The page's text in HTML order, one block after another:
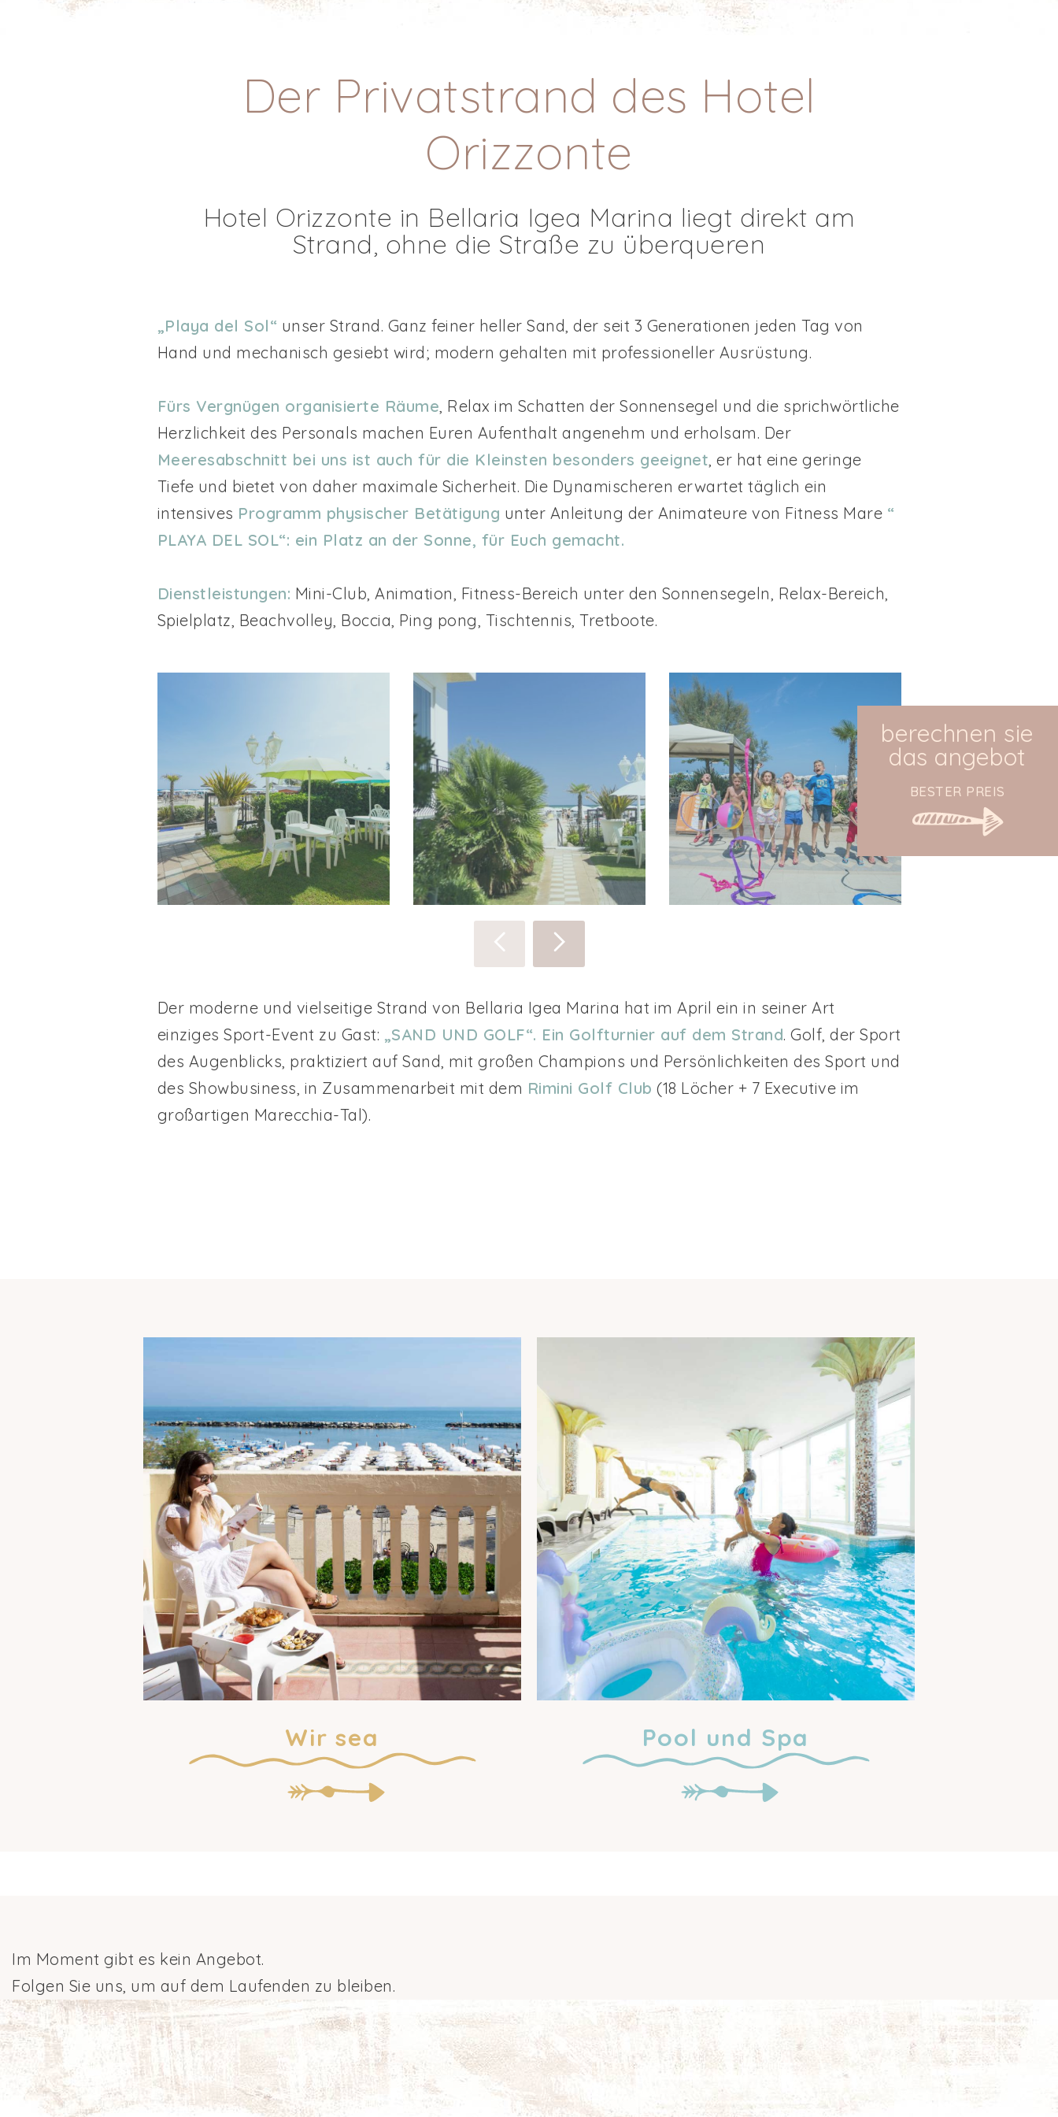
berechnen sie
das angebot
BESTER PREIS
Der Privatstrand des Hotel
Orizzonte
Hotel Orizzonte in Bellaria Igea Marina liegt direkt am
Strand, ohne die Straße zu überqueren
„Playa del Sol“ unser Strand. Ganz feiner heller Sand, der seit 3 Generationen jeden Tag von
Hand und mechanisch gesiebt wird; modern gehalten mit professioneller Ausrüstung.
Fürs Vergnügen organisierte Räume, Relax im Schatten der Sonnensegel und die sprichwörtliche
Herzlichkeit des Personals machen Euren Aufenthalt angenehm und erholsam. Der
Meeresabschnitt bei uns ist auch für die Kleinsten besonders geeignet, er hat eine geringe
Tiefe und bietet von daher maximale Sicherheit. Die Dynamischeren erwartet täglich ein
intensives Programm physischer Betätigung unter Anleitung der Animateure von Fitness Mare “
PLAYA DEL SOL“: ein Platz an der Sonne, für Euch gemacht.
Dienstleistungen: Mini-Club, Animation, Fitness-Bereich unter den Sonnensegeln, Relax-Bereich,
Spielplatz, Beachvolley, Boccia, Ping pong, Tischtennis, Tretboote.
Der moderne und vielseitige Strand von Bellaria Igea Marina hat im April ein in seiner Art
einziges Sport-Event zu Gast: „SAND UND GOLF“. Ein Golfturnier auf dem Strand. Golf, der Sport
des Augenblicks, praktiziert auf Sand, mit großen Champions und Persönlichkeiten des Sport und
des Showbusiness, in Zusammenarbeit mit dem Rimini Golf Club (18 Löcher + 7 Executive im
großartigen Marecchia-Tal).
Wir sea Pool und Spa
Im Moment gibt es kein Angebot.
Folgen Sie uns, um auf dem Laufenden zu bleiben.